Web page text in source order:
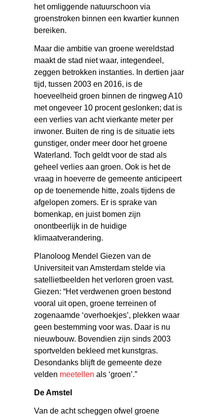
het omliggende natuurschoon via
groenstroken binnen een kwartier kunnen
bereiken.
Maar die ambitie van groene wereldstad
maakt de stad niet waar, integendeel,
zeggen betrokken instanties. In dertien jaar
tijd, tussen 2003 en 2016, is de
hoeveelheid groen binnen de ringweg A10
met ongeveer 10 procent geslonken; dat is
een verlies van acht vierkante meter per
inwoner. Buiten de ring is de situatie iets
gunstiger, onder meer door het groene
Waterland. Toch geldt voor de stad als
geheel verlies aan groen. Ook is het de
vraag in hoeverre de gemeente anticipeert
op de toenemende hitte, zoals tijdens de
afgelopen zomers. Er is sprake van
bomenkap, en juist bomen zijn
onontbeerlijk in de huidige
klimaatverandering.
Planoloog Mendel Giezen van de
Universiteit van Amsterdam stelde via
satellietbeelden het verloren groen vast.
Giezen: “Het verdwenen groen bestond
vooral uit open, groene terreinen of
zogenaamde ‘overhoekjes’, plekken waar
geen bestemming voor was. Daar is nu
nieuwbouw. Bovendien zijn sinds 2003
sportvelden bekleed met kunstgras.
Desondanks blijft de gemeente deze
velden meetellen als ‘groen’.”
De Amstel
Van de acht scheggen ofwel groene